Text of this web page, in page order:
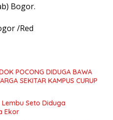
Bogor.
/Red
POCONG DIDUGA BAWA
SEKITAR KAMPUS CURUP
Seto Diduga
Ekor